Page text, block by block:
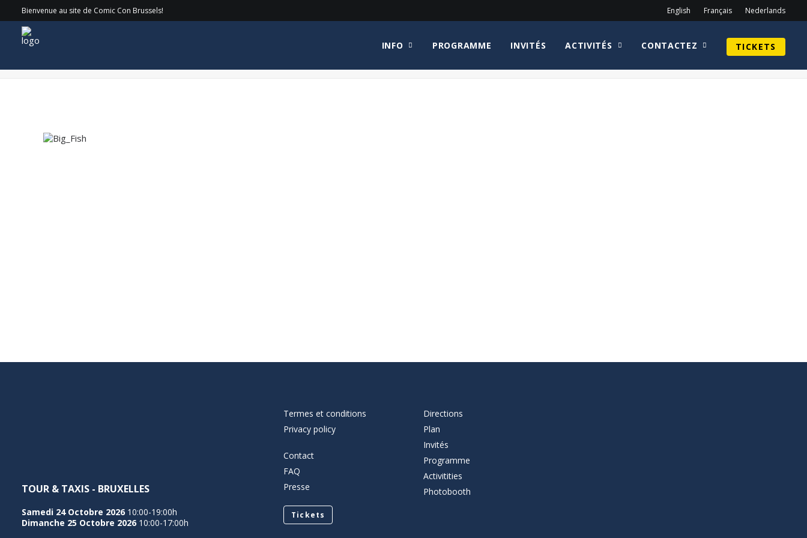
Bienvenue au site de Comic Con Brussels! English Français Nederlands
INFO PROGRAMME INVITÉS ACTIVITÉS CONTACTEZ TICKETS
Big_Fish Home Ewan McGregor Big_Fish
TOUR & TAXIS - BRUXELLES
Samedi 24 Octobre 2026 10:00-19:00h
Dimanche 25 Octobre 2026 10:00-17:00h
Termes et conditions
Privacy policy
Contact
FAQ
Presse
Tickets
Directions
Plan
Invités
Programme
Activitities
Photobooth